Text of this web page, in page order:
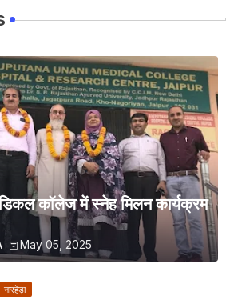
कॉलेज में स्नेह मिलन कार्यक्रम
May 05, 2025
नारहेड़ा